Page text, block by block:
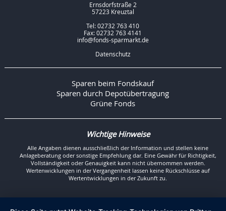
Ernsdorfstraße 2
57223 Kreuztal
Tel: 02732 763 410
Fax: 02732 763 4141
info@fonds-sparmarkt.de
Datenschutz
Sparen beim Fondskauf
Sparen durch Depotübertragung
Grüne Fonds
Wichtige Hinweise
Alle Angaben dienen ausschließlich der Information und stellen keine
Anlageberatung oder sonstige Empfehlung dar. Eine Gewähr für Richtigkeit,
Vollständigkeit oder Genauigkeit kann nicht übernommen werden.
Wertenwicklungen in der Vergangenheit lassen keine Rückschlüsse auf
Wertentwicklungen in der Zukunft zu.